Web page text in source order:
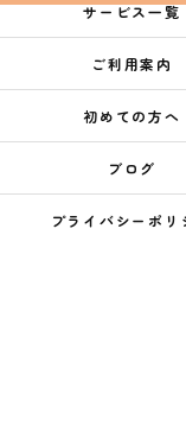
サービス一覧
ご利用案内
初めての方へ
ブログ
プライバシーポリ